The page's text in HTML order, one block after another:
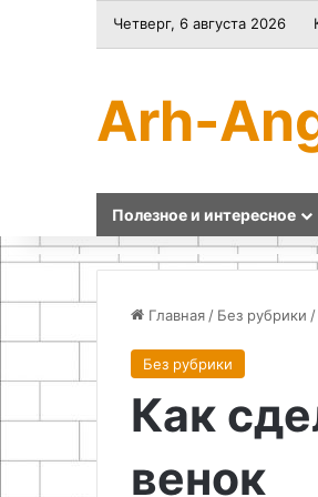
Четверг, 6 августа 2026
Arh-
Полезное и интересное
Главная / Без рубрики /
Без рубрики
Как
венок